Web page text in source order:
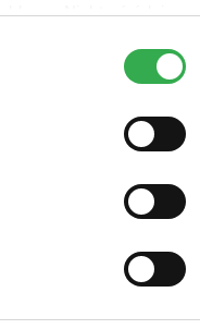
Niektoré údaje
cookies. Ďakujeme!